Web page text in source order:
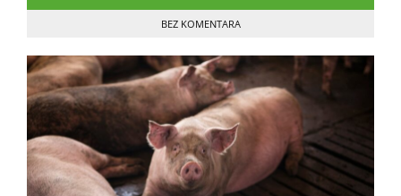
BEZ KOMENTARA